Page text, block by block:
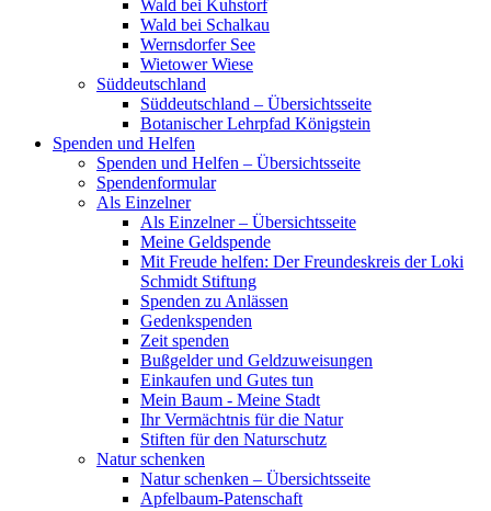
Wald bei Kuhstorf
Wald bei Schalkau
Wernsdorfer See
Wietower Wiese
Süddeutschland
Süddeutschland – Übersichtsseite
Botanischer Lehrpfad Königstein
Spenden und Helfen
Spenden und Helfen – Übersichtsseite
Spendenformular
Als Einzelner
Als Einzelner – Übersichtsseite
Meine Geldspende
Mit Freude helfen: Der Freundeskreis der Loki
Schmidt Stiftung
Spenden zu Anlässen
Gedenkspenden
Zeit spenden
Bußgelder und Geldzuweisungen
Einkaufen und Gutes tun
Mein Baum - Meine Stadt
Ihr Vermächtnis für die Natur
Stiften für den Naturschutz
Natur schenken
Natur schenken – Übersichtsseite
Apfelbaum-Patenschaft